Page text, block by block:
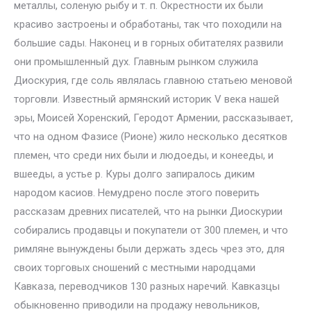
металлы, соленую рыбу и т. п. Окрестности их были
красиво застроены и обработаны, так что походили на
большие сады. Наконец и в горных обитателях развили
они промышленный дух. Главным рынком служила
Диоскурия, где соль являлась главною статьею меновой
торговли. Известный армянский историк V века нашей
эры, Моисей Хоренский, Геродот Армении, рассказывает,
что на одном Фазисе (Pиoне) жило несколько десятков
племен, что среди них были и людоеды, и конееды, и
вшееды, а устье р. Куры долго запиралось диким
народом касиов. Немудрено после этого поверить
рассказам древних писателей, что на рынки Диоскурии
собирались продавцы и покупатели от 300 племен, и что
римляне вынуждены были держать здесь чрез это, для
своих торговых сношений с местными народцами
Кавказа, переводчиков 130 разных наречий. Кавказцы
обыкновенно приводили на продажу невольников,